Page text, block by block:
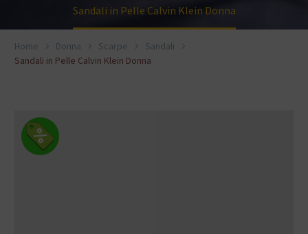
Sandali in Pelle Calvin Klein Donna
Home Donna Scarpe
Sandali
Sandali in Pelle Calvin Klein Donna